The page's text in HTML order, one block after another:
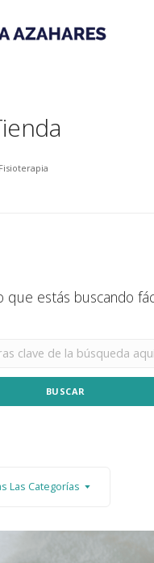
Fisioterapia
que estás buscando
BUSCAR
Las Categorías